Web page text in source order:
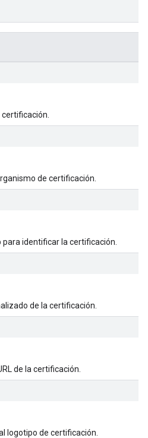
de certificación.
para identificar la certificación.
de la certificación.
de la certificación.
logotipo de certificación.